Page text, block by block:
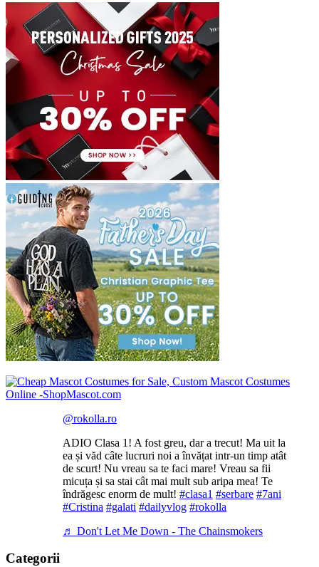
@rokolla.ro
ADIO Clasa 1! A fost greu, dar a trecut! Ma uit la
ea și văd câte lucruri noi a învățat intr-un timp atât
de scurt! Nu vreau sa te faci mare! Vreau sa fii
micuța și sa stai cât mai mult sub aripa mea! Te
îndrăgesc enorm de mult! #clasa1 #serbare #7ani
#Cristina #galati #dailyvlog #rokolla
♬ Don't Let Me Down - The Chainsmokers
Categorii